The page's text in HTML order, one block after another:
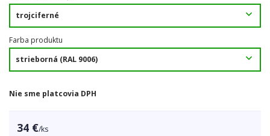
Farba produktu
Nie sme platcovia DPH
34 €/ks